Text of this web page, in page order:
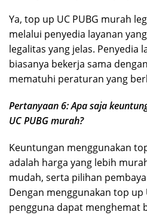
Ya, top up UC PUBG murah
melalui penyedia layanan
legalitas yang jelas. Penyedia
biasanya bekerja sama
mematuhi peraturan yang
Pertanyaan 6: Apa saja
UC PUBG murah?
Keuntungan menggunakan
adalah harga yang lebih
mudah, serta pilihan
Dengan menggunakan top up
pengguna dapat menghemat